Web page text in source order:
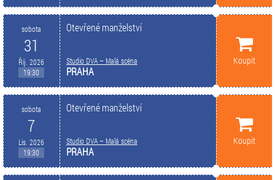
sobota
31
Říj. 2026
19:30
Otevřené manželství
Studio DVA – Malá scéna
PRAHA
Koupit
sobota
7
Lis. 2026
19:30
Otevřené manželství
Studio DVA – Malá scéna
PRAHA
Koupit